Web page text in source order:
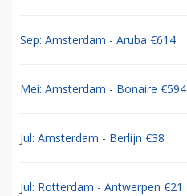
Sep: Amsterdam - Aruba €614
Mei: Amsterdam - Bonaire €594
Jul: Amsterdam - Berlijn €38
Jul: Rotterdam - Antwerpen €21